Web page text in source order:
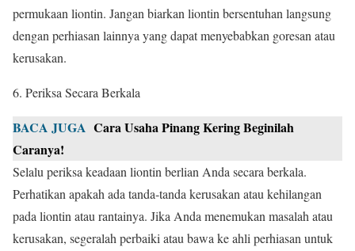
permukaan liontin. Jangan biarkan liontin bersentuhan langsung
dengan perhiasan lainnya yang dapat menyebabkan goresan atau
kerusakan.
Periksa Secara Berkala
BACA JUGA Cara Usaha Pinang Kering Beginilah
Caranya!
Selalu periksa keadaan liontin berlian Anda secara berkala.
Perhatikan apakah ada tanda-tanda kerusakan atau kehilangan
pada liontin atau rantainya. Jika Anda menemukan masalah atau
kerusakan, segeralah perbaiki atau bawa ke ahli perhiasan untuk